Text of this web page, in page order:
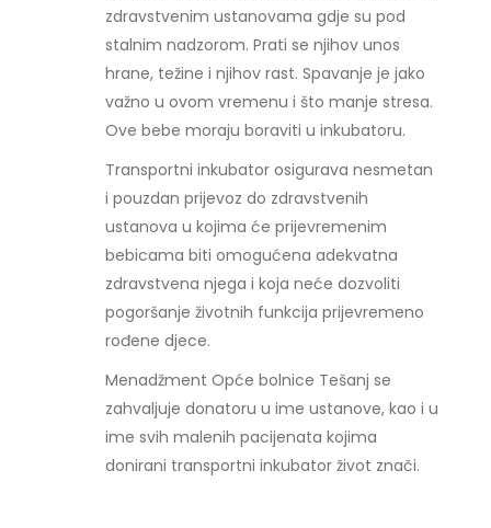
zdravstvenim ustanovama gdje su pod
stalnim nadzorom. Prati se njihov unos
hrane, težine i njihov rast. Spavanje je jako
važno u ovom vremenu i što manje stresa.
Ove bebe moraju boraviti u inkubatoru.
Transportni inkubator osigurava nesmetan
i pouzdan prijevoz do zdravstvenih
ustanova u kojima će prijevremenim
bebicama biti omogućena adekvatna
zdravstvena njega i koja neće dozvoliti
pogoršanje životnih funkcija prijevremeno
rođene djece.
Menadžment Opće bolnice Tešanj se
zahvaljuje donatoru u ime ustanove, kao i u
ime svih malenih pacijenata kojima
donirani transportni inkubator život znači.